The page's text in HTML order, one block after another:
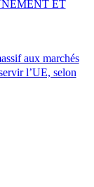
aux marchés
l’UE, selon
ET